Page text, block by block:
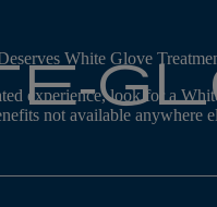
White Glove
experience, look for a
not available anywhere